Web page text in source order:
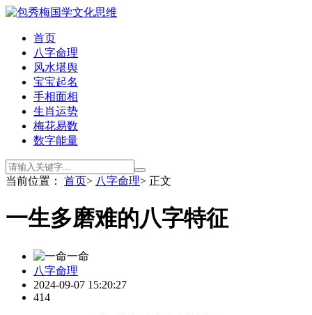
首页
八字命理
风水堪舆
宝宝起名
手相面相
生肖运势
梅花易数
数字能量
当前位置： 首页> 八字命理> 正文
一生多磨难的八字特征
一命
八字命理
2024-09-07 15:20:27
414